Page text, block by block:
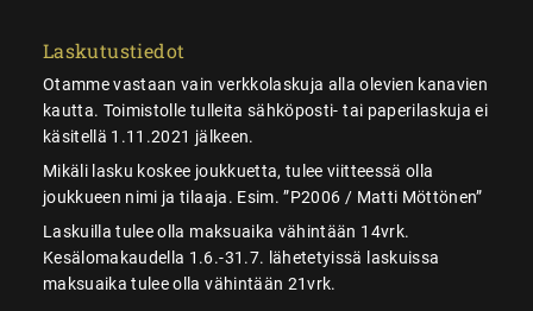
Laskutustiedot
Otamme vastaan vain verkkolaskuja alla olevien kanavien
kautta. Toimistolle tulleita sähköposti- tai paperilaskuja ei
käsitellä 1.11.2021 jälkeen.
Mikäli lasku koskee joukkuetta, tulee viitteessä olla
joukkueen nimi ja tilaaja. Esim. ”P2006 / Matti Möttönen”
Laskuilla tulee olla maksuaika vähintään 14vrk.
Kesälomakaudella 1.6.-31.7. lähetetyissä laskuissa
maksuaika tulee olla vähintään 21vrk.